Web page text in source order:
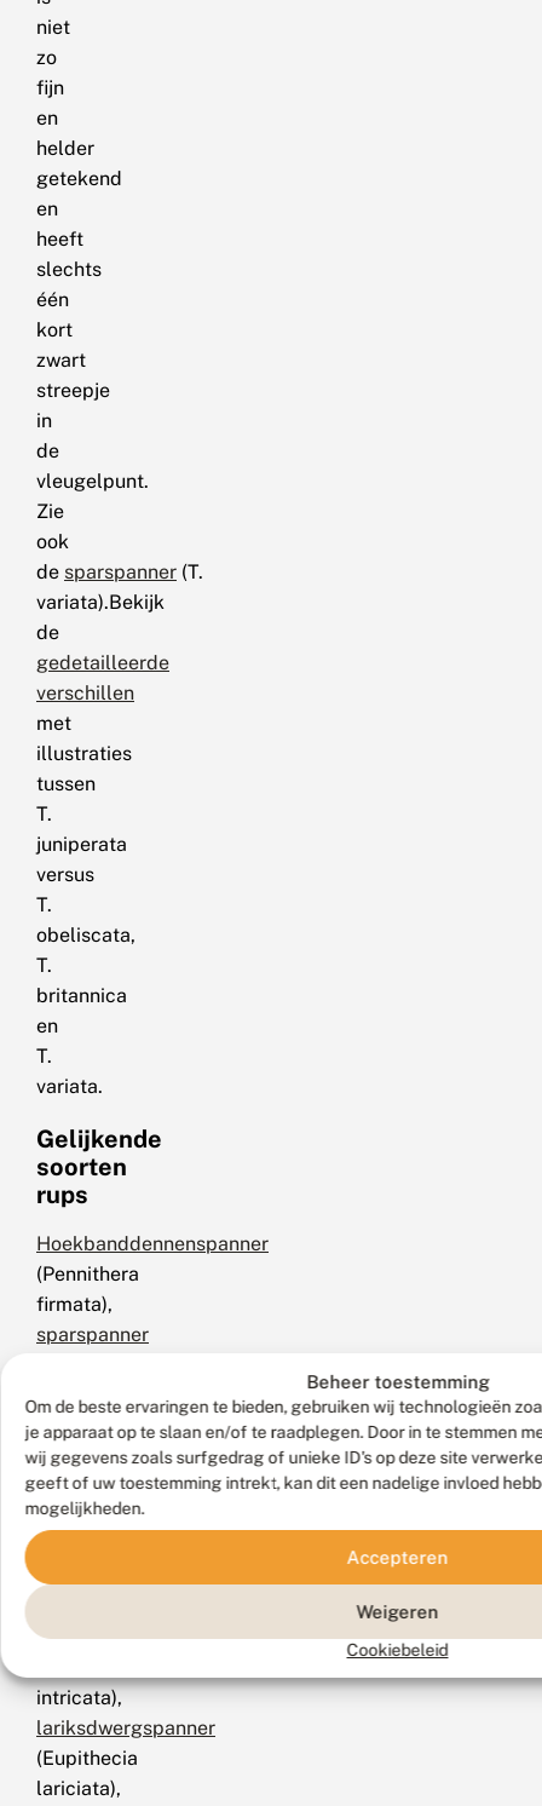
Beheer toestemming
Om de beste ervaringen te bieden, gebruiken wij technologieën
je apparaat op te slaan en/of te raadplegen. Door in te stemmen
wij gegevens zoals surfgedrag of unieke ID's op deze site
geeft of uw toestemming intrekt, kan dit een nadelige invloed
mogelijkheden.
Accepteren
Weigeren
Cookiebeleid
niet
zo
fijn
en
helder
getekend
en
heeft
slechts
één
kort
zwart
streepje
in
de
vleugelpunt.
Zie
ook
de sparspanner (T.
variata).Bekijk
de
gedetailleerde
verschillen
met
illustraties
tussen
T.
juniperata
versus
T.
obeliscata,
T.
britannica
en
T.
variata.
Gelijkende
soorten
rups
Hoekbanddennenspanner
(Pennithera
firmata),
sparspanner
variata),
schijn-
sparspanner
(Thera
britannica),
(Thera
streepjesdwergspanner
intricata),
lariksdwergspanner
(Eupithecia
lariciata),